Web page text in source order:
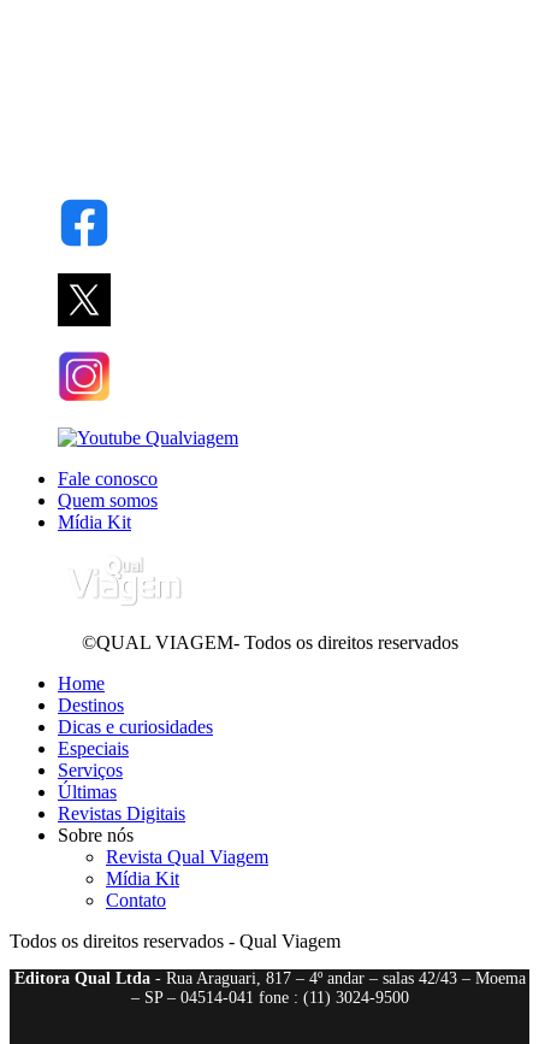
Fale conosco
Quem somos
Mídia Kit
©QUAL VIAGEM- Todos os direitos reservados
Home
Destinos
Dicas e curiosidades
Especiais
Serviços
Últimas
Revistas Digitais
Sobre nós
Revista Qual Viagem
Mídia Kit
Contato
Todos os direitos reservados - Qual Viagem
Editora Qual Ltda- Rua Araguari, 817 – 4º andar – salas 42/43 – Moema
– SP – 04514-041 fone : (11) 3024-9500